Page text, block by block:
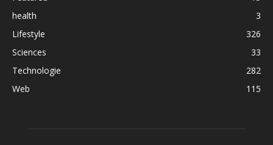
health
3
Lifestyle
326
Sciences
33
Technologie
282
Web
115